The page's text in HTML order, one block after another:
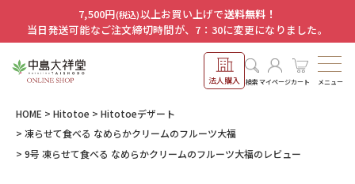
7,500円(税込)以上お買い上げで送料無料！
当日発送可能なご注文締切時間が、7：30に変更になりました。
法人購入 検索マイページカート メニュー
HOME Hitotoe
Hitotoeデザート
凍らせて食べる なめらかクリームのフルーツ大福
9号 凍らせて食べる なめらかクリームのフルーツ大福のレビュー